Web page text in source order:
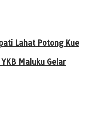
Lahat Potong Kue
Maluku Gelar